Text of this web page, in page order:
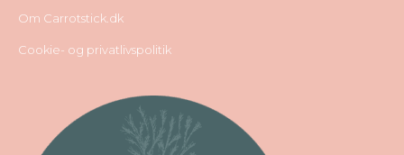
Om Carrotstick.dk
Cookie- og privatlivspolitik